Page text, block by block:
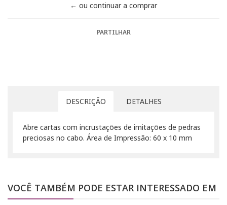
← ou continuar a comprar
PARTILHAR
DESCRIÇÃO DETALHES
Abre cartas com incrustações de imitações de pedras
preciosas no cabo. Área de Impressão: 60 x 10 mm
VOCÊ TAMBÉM PODE ESTAR INTERESSADO EM